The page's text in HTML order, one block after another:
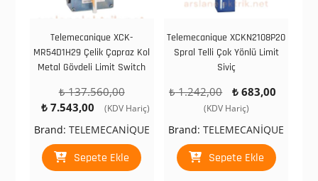
Telemecanique XCK-
MR54D1H29 Çelik Çapraz Kol
Metal Gövdeli Limit Switch
₺137.560,00Orijinal
fiyat:
₺ 137.560,00.
₺7.543,00
Şu
andaki
fiyat:
₺ 7.543,00.
(KDV Hariç)
Brand: TELEMECANİQUE
Sepete Ekle
Telemecanique XCKN2108P20
Spral Telli Çok Yönlü Limit
Siviç
₺1.242,00
Orijinal
fiyat:
₺ 1.242,00.
₺ 683,00
₺
(KDV Hariç)
Brand:TELEMECANİQUE
Sepete Ekle